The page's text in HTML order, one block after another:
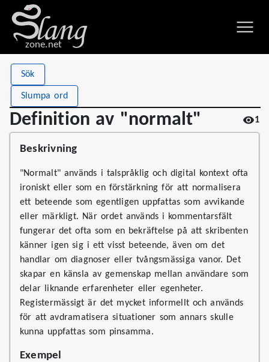
zone.net
Sök
Slumpa ord
Definition av "normalt" 1
Definition av "normalt"
Stat
Views
Definitions 1
Beskrivning
"Normalt" används i talspråklig och digital kontext ofta
ironiskt eller som en förstärkning för att normalisera
ett beteende som egentligen uppfattas som avvikande
eller märkligt. När ordet används i kommentarsfält
fungerar det ofta som en bekräftelse på att skribenten
känner igen sig i ett visst beteende, även om det
handlar om diagnoser eller tvångsmässiga vanor. Det
skapar en känsla av gemenskap mellan användare som
delar liknande erfarenheter eller egenheter.
Registermässigt är det mycket informellt och används
för att avdramatisera situationer som annars skulle
kunna uppfattas som pinsamma.
Exempel